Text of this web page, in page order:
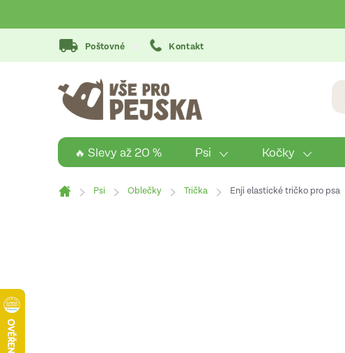
na
Poštovné Kontakt
🔥 Slevy až 20 % Psi Kočky
Domů
Psi Oblečky Trička Enji elastické tričko pro psa